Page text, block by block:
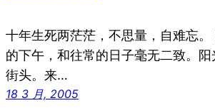
十年生死两茫茫，不思量，自难忘
的下午，和往常的日子毫无二致。
街头。来…
18 3 月, 2005